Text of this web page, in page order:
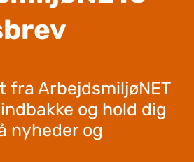
fra ArbejdsmiljøNET
og hold dig
nyheder og